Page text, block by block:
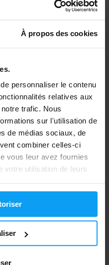
À propos des cookies
personnaliser le contenu
relatives aux
trafic. Nous
sur l'utilisation de
de médias sociaux, de
combiner celles-ci
vous leur avez fournies
votre utilisation de leurs
Gaspari Nutrition
AminoMax 8000 325 tablets
26,49€ 31,99€